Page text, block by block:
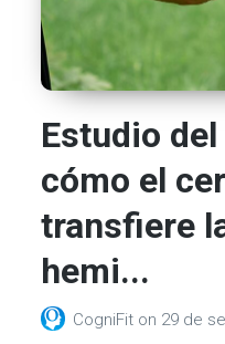
Estudio
cómo el
transfiere
hemi...
CogniFit on 29 de